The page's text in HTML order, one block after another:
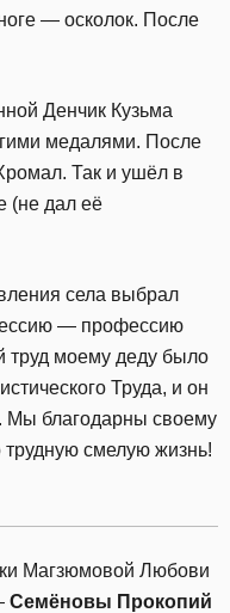
— осколок. После
Денчик Кузьма
медалями. После
Так и ушёл в
(не дал её
села выбрал
— профессию
труд моему деду было
Труда, и он
Мы благодарны своему
трудную смелую жизнь!
Магзюмовой Любови
Семёновы Прокопий